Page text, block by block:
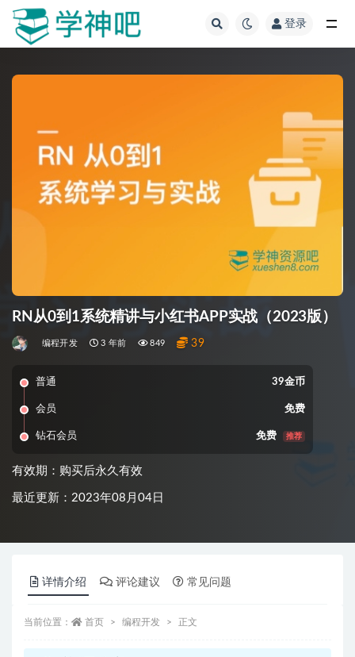
登录
RN从0到1系统精讲与小红书APP实战（2023版）
编程开发 3 年前 849 39
普通 39金币
会员 免费
钻石会员 免费 推荐
有效期：购买后永久有效
最近更新：2023年08月04日
详情介绍 评论建议 常见问题
当前位置： 首页 编程开发 正文